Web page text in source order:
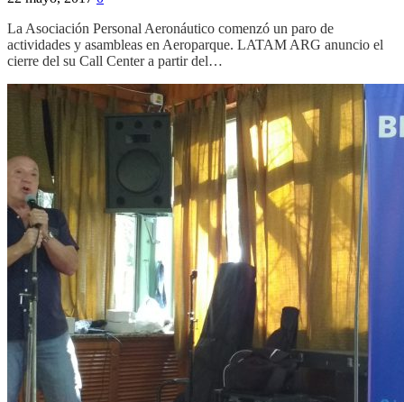
La Asociación Personal Aeronáutico comenzó un paro de
actividades y asambleas en Aeroparque. LATAM ARG anuncio el
cierre del su Call Center a partir del…